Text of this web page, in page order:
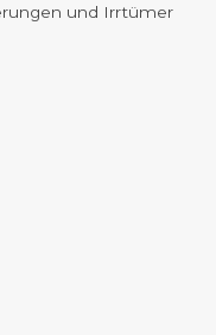
und Irrtümer